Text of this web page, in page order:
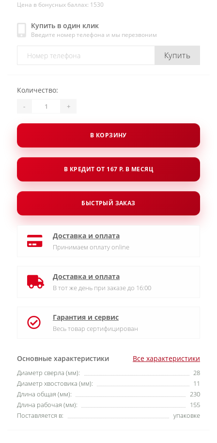
Цена в бонусных баллах: 1530
Купить в один клик
Введите номер телефона и мы перезвоним
Купить
Основные характеристики Все характеристики
Диаметр сверла (мм):
28
Диаметр хвостовика (мм):
11
Длина общая (мм):
230
Длина рабочая (мм):
155
Поставляется в:
упаковке
Количество:
- +
В КОРЗИНУ
В КРЕДИТ ОТ 167 Р. В МЕСЯЦ
БЫСТРЫЙ ЗАКАЗ
Доставка и оплата
Принимаем оплату online
Доставка и оплата
В тот же день при заказе до 16:00
Гарантия и сервис
Весь товар сертифицирован